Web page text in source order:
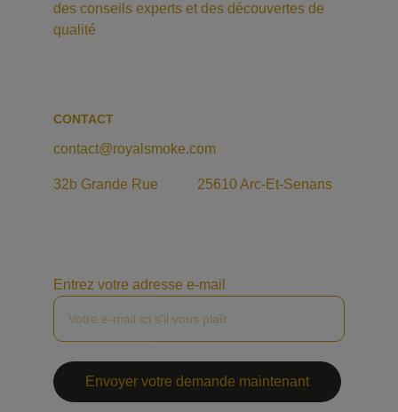
des conseils experts et des découvertes de
qualité
CONTACT
contact@royalsmoke.com
Entrez votre adresse e-mail
Envoyer votre demande maintenant
32b Grande Rue           25610 Arc-Et-Senans